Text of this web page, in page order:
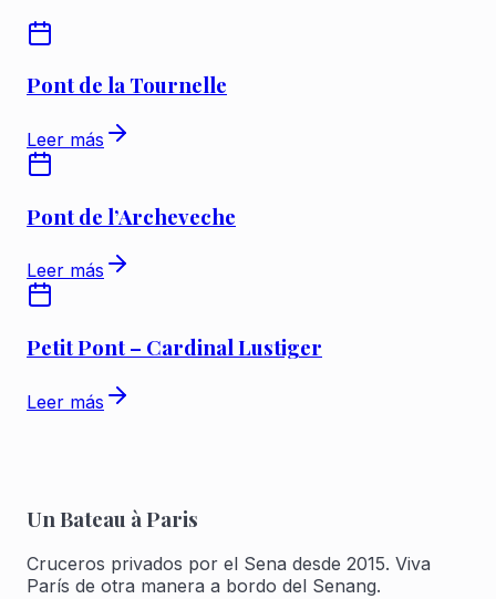
Pont de la Tournelle
Leer más
Pont de l’Archeveche
Leer más
Petit Pont – Cardinal Lustiger
Leer más
Un Bateau à Paris
Cruceros privados por el Sena desde 2015. Viva
París de otra manera a bordo del Senang.